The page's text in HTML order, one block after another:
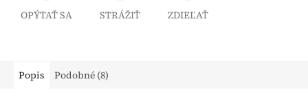
OPÝTAŤ SA STRÁŽIŤ ZDIEĽAŤ
Popis Podobné (8)